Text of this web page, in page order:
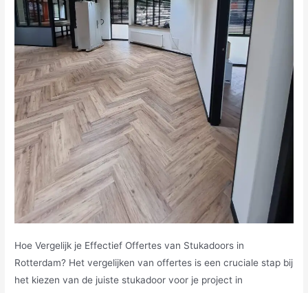
Hoe Vergelijk je Effectief Offertes van Stukadoors in
Rotterdam? Het vergelijken van offertes is een cruciale stap bij
het kiezen van de juiste stukadoor voor je project in